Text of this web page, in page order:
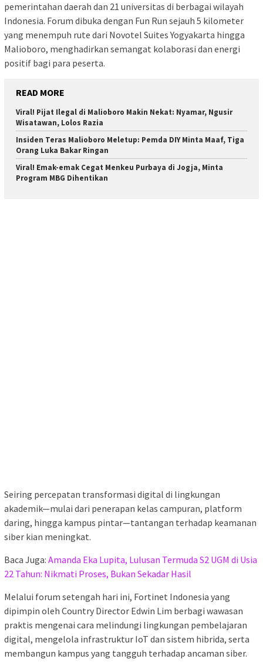
pemerintahan daerah dan 21 universitas di berbagai wilayah
Indonesia. Forum dibuka dengan Fun Run sejauh 5 kilometer
yang menempuh rute dari Novotel Suites Yogyakarta hingga
Malioboro, menghadirkan semangat kolaborasi dan energi
positif bagi para peserta.
READ MORE
Viral! Pijat Ilegal di Malioboro Makin Nekat: Nyamar, Ngusir
Wisatawan, Lolos Razia
Insiden Teras Malioboro Meletup: Pemda DIY Minta Maaf, Tiga
Orang Luka Bakar Ringan
Viral! Emak-emak Cegat Menkeu Purbaya di Jogja, Minta
Program MBG Dihentikan
Seiring percepatan transformasi digital di lingkungan
akademik—mulai dari penerapan kelas campuran, platform
daring, hingga kampus pintar—tantangan terhadap keamanan
siber kian meningkat.
Baca Juga: Amanda Eka Lupita, Lulusan Termuda S2 UGM di Usia
22 Tahun: Nikmati Proses, Bukan Sekadar Hasil
Melalui forum setengah hari ini, Fortinet Indonesia yang
dipimpin oleh Country Director Edwin Lim berbagi wawasan
praktis mengenai cara melindungi lingkungan pembelajaran
digital, mengelola infrastruktur IoT dan sistem hibrida, serta
membangun kampus yang tangguh terhadap ancaman siber.